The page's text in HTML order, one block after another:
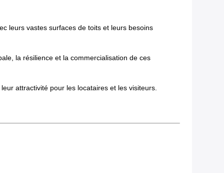
leurs vastes surfaces de toits et leurs besoins
la résilience et la commercialisation de ces
attractivité pour les locataires et les visiteurs.